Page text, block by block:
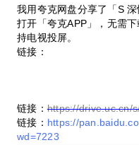
我用夸克网盘分享了「S
打开「夸克APP」，无需
持电视投屏。
链接：
链接：https://drive.uc.cn/
链接： https://
wd=7223